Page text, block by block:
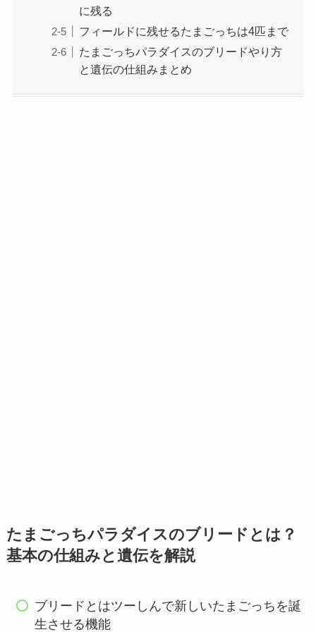
に残る
フィールドに残せるたまごっちは4匹まで
たまごっちパラダイスのブリードやり方
と遺伝の仕組みまとめ
たまごっちパラダイスのブリードとは？
基本の仕組みと遺伝を解説
ブリードとはツーしんで新しいたまごっちを誕
生させる機能